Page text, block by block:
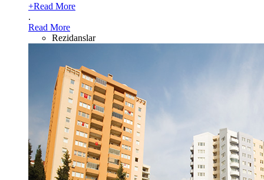
+Read More
.
Read More
Rezidanslar